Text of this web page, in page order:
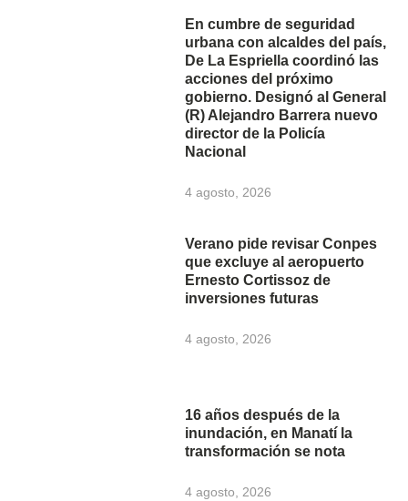
En cumbre de seguridad
urbana con alcaldes del país,
De La Espriella coordinó las
acciones del próximo
gobierno. Designó al General
(R) Alejandro Barrera nuevo
director de la Policía
Nacional
4 agosto, 2026
Verano pide revisar Conpes
que excluye al aeropuerto
Ernesto Cortissoz de
inversiones futuras
4 agosto, 2026
16 años después de la
inundación, en Manatí la
transformación se nota
4 agosto, 2026